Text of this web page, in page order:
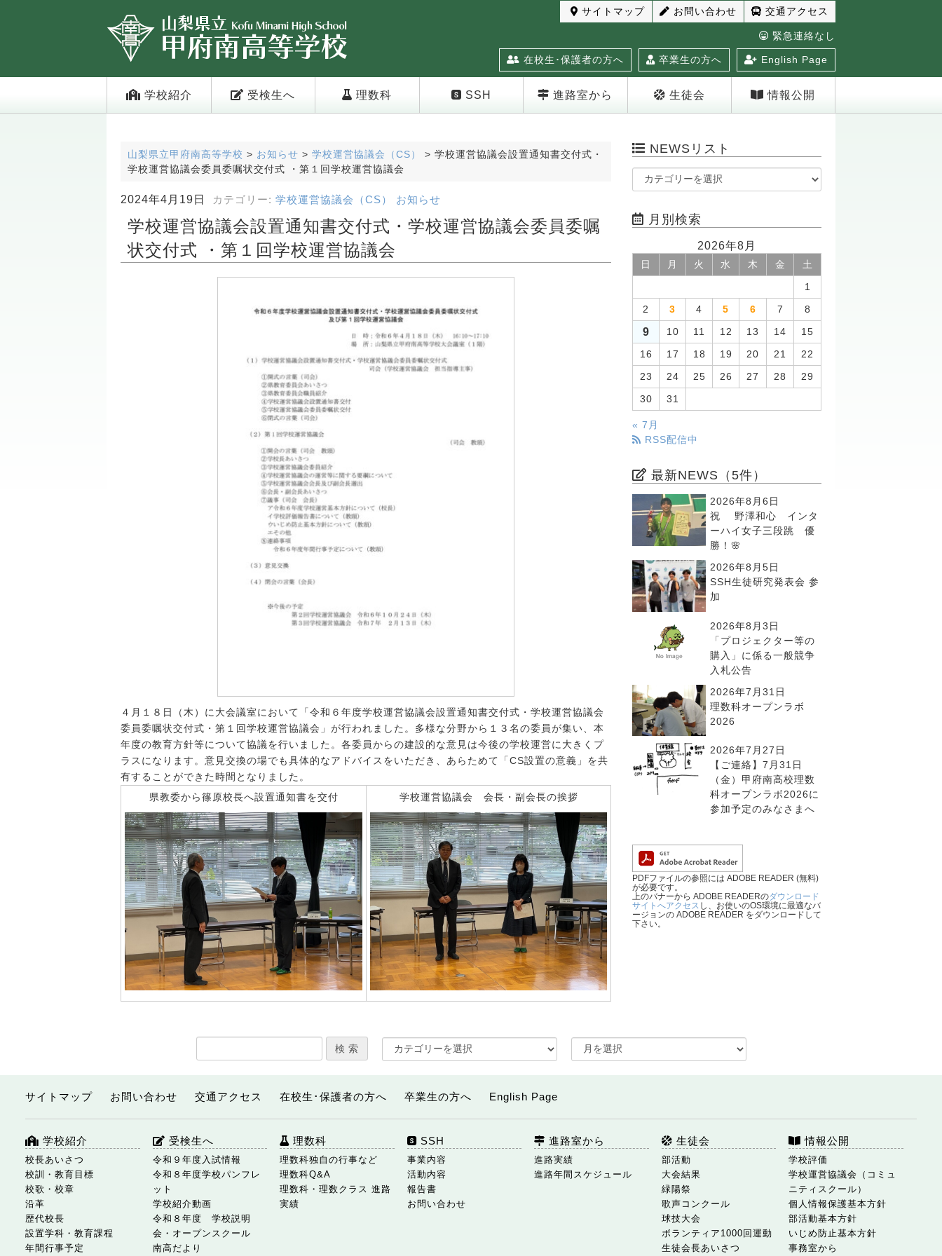
交通アクセス
お問い合わせ
サイトマップ
緊急連絡なし
在校生･保護者の方へ 卒業生の方へ English Page
学校紹介 受検生へ 理数科 SSH 進路室から 生徒会 情報公開
山梨県立甲府南高等学校 > お知らせ > 学校運営協議会（CS） > 学校運営協議会設置通知書交付式・
学校運営協議会委員委嘱状交付式 ・第１回学校運営協議会
2024年4月19日 カテゴリー: 学校運営協議会（CS） お知らせ
学校運営協議会設置通知書交付式・学校運営協議会委員委嘱
状交付式 ・第１回学校運営協議会
４月１８日（木）に大会議室において「令和６年度学校運営協議会設置通知書交付式・学校運営協議会
委員委嘱状交付式・第１回学校運営協議会」が行われました。多様な分野から１３名の委員が集い、本
年度の教育方針等について協議を行いました。各委員からの建設的な意見は今後の学校運営に大きくプ
ラスになります。意見交換の場でも具体的なアドバイスをいただき、あらためて「CS設置の意義」を共
有することができた時間となりました。
県教委から篠原校長へ設置通知書を交付
学校運営協議会 会長・副会長の挨拶
NEWSリスト
月別検索
2026年8月
日 月 火 水 木 金 土
1
2 3 4 5 6 7 8
9 10 11 12 13 14 15
16 17 18 19 20 21 22
23 24 25 26 27 28 29
30 31
« 7月
RSS配信中
最新NEWS（5件）
2026年8月6日
祝 野澤和心 インタ
ーハイ女子三段跳 優
勝！🌸
2026年8月5日
SSH生徒研究発表会 参
加
2026年8月3日
「プロジェクター等の
購入」に係る一般競争
入札公告
2026年7月31日
理数科オープンラボ
2026
2026年7月27日
【ご連絡】7月31日
（金）甲府南高校理数
科オープンラボ2026に
参加予定のみなさまへ
PDFファイルの参照には ADOBE READER (無料)
が必要です。
上のバナーから ADOBE READERのダウンロード
サイトへアクセス し、お使いのOS環境に最適なバ
ージョンの ADOBE READER をダウンロードして
下さい。
サイトマップ お問い合わせ 交通アクセス 在校生･保護者の方へ 卒業生の方へ English Page
学校紹介
校長あいさつ
校訓・教育目標
校歌・校章
沿革
歴代校長
設置学科・教育課程
年間行事予定
受検生へ
令和９年度入試情報
令和８年度学校パンフレ
ット
学校紹介動画
令和８年度 学校説明
会・オープンスクール
南高だより
理数科
理数科独自の行事など
理数科Q&A
理数科・理数クラス 進路
実績
SSH
事業内容
活動内容
報告書
お問い合わせ
進路室から
進路実績
進路年間スケジュール
生徒会
部活動
大会結果
緑陽祭
歌声コンクール
球技大会
ボランティア1000回運動
生徒会長あいさつ
情報公開
学校評価
学校運営協議会（コミュ
ニティスクール）
個人情報保護基本方針
部活動基本方針
いじめ防止基本方針
事務室から